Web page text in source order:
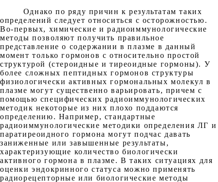
Однако по ряду причин к результатам таких
определений следует относиться с осторожностью.
Во-первых, химические и радиоиммунологические
методы позволяют получить правильное
представление о содержании в плазме в данный
момент только гормонов с относительно простой
структурой (стероидные и тиреоидные гормоны). У
более сложных пептидных гормонов структуры
физиологически активных гормональных молекул в
плазме могут существенно варьировать, причем с
помощью специфических радиоиммунологических
методик некоторые из них плохо поддаются
определению. Например, стандартные
радиоиммунологические методики определения ЛГ и
паратиреоидного гормона могут подчас давать
заниженные или завышенные результаты,
характеризующие количество биологически
активного гормона в плазме. В таких ситуациях для
оценки эндокринного статуса можно применять
радиорецепторные или биологические методы